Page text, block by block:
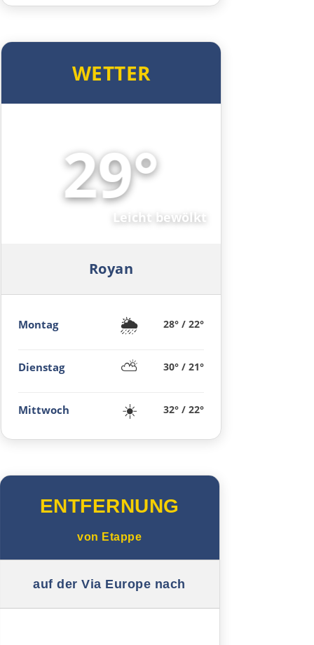
Luxemburg
Belgien
Rotterdam
Den Haag
Amsterdam
Leeuwarden
Groningen
Deutschland Nord
Leer
Bremen
WETTER
29°
Leicht bewölkt
Royan
Montag 🌦️ 28° / 22°
Dienstag ⛅ 30° / 21°
Mittwoch ☀️ 32° / 22°
ENTFERNUNG
von Etappe
auf der Via Europe nach